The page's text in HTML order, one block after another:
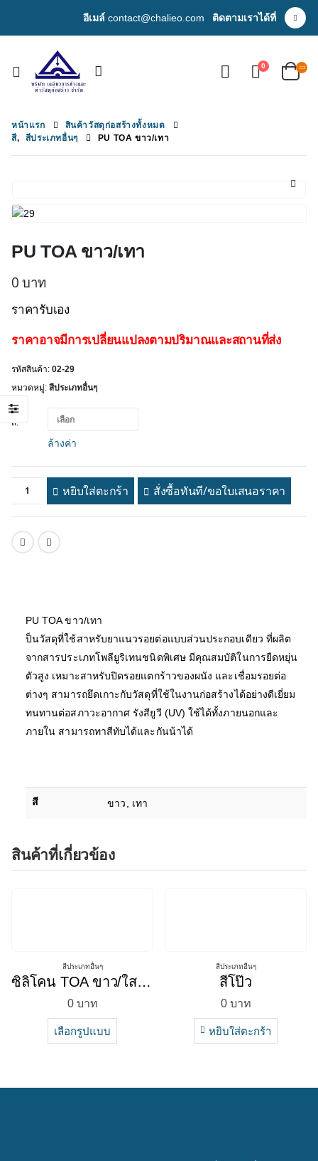
อีเมล์contact@chalieo.com ติดตามเราได้ที่
0
หน้าแรก
สินค้าวัสดุก่อสร้างทั้งหมด
สี, สีประเภทอื่นๆ PU TOA ขาว/เทา
PU TOA ขาว/เทา
0บาท
ราคารับเอง
ราคาอาจมีการเปลี่ยนแปลงตามปริมาณและสถานที่ส่ง
รหัสสินค้า: 02-29
หมวดหมู่: สีประเภทอื่นๆ
สี
ล้างค่า
หยิบใส่ตะกร้า สั่งซื้อทันที/ขอใบเสนอราคา
PU TOA ขาว/เทา
ป็นวัสดุที่ใช้สาหรับยาแนวรอยต่อแบบส่วนประกอบเดียว ที่ผลิต
จากสารประเภทโพลียูริเทนชนิดพิเศษ มีคุณสมบัติในการยืดหยุ่น
ตัวสูง เหมาะสาหรับปิดรอยแตกร้าวของผนัง และเชื่อมรอยต่อ
ต่างๆ สามารถยึดเกาะกับวัสดุที่ใช้ในงานก่อสร้างได้อย่างดีเยี่ยม
ทนทานต่อสภาวะอากาศ รังสียูวี (UV) ใช้ได้ทั้งภายนอกและ
ภายใน สามารถทาสีทับได้และกันน้าได้
สี ขาว, เทา
สินค้าที่เกี่ยวข้อง
สีประเภทอื่นๆ
ซิลิโคน TOA ขาว/ใส/ดำ/เทา
0 บาท
เลือกรูปแบบ
สีประเภทอื่นๆ
สีโป๊ว
0 บาท
หยิบใส่ตะกร้า